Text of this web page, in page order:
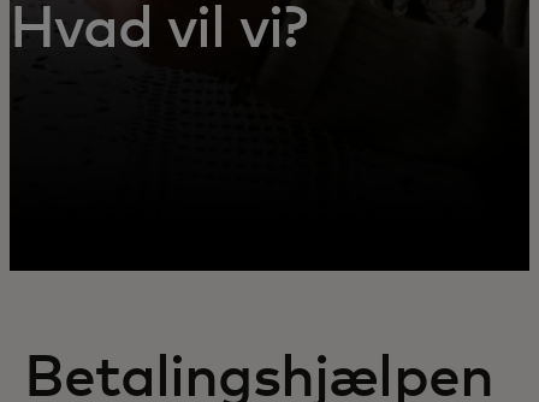
Hvad vil vi?
Betalingshjælpen